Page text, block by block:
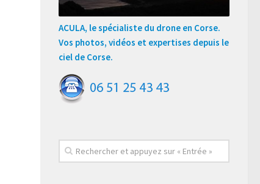
ACULA, le spécialiste du drone en Corse.
Vos photos, vidéos et expertises depuis le
ciel de Corse.